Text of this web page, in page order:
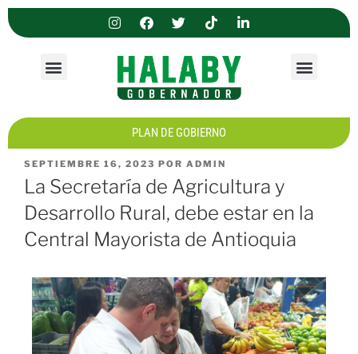
PLAN DE GOBIERNO
SEPTIEMBRE 16, 2023 POR ADMIN
La Secretaría de Agricultura y
Desarrollo Rural, debe estar en la
Central Mayorista de Antioquia